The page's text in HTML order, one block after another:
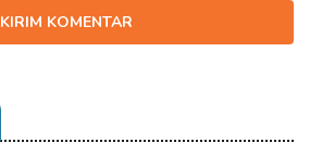
KIRIM KOMENTAR